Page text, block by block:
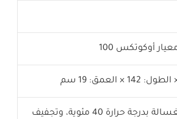
أوكوتكس 100
غسل في الغسالة بدرجة حرارة 40 مئوية، وتجفيف